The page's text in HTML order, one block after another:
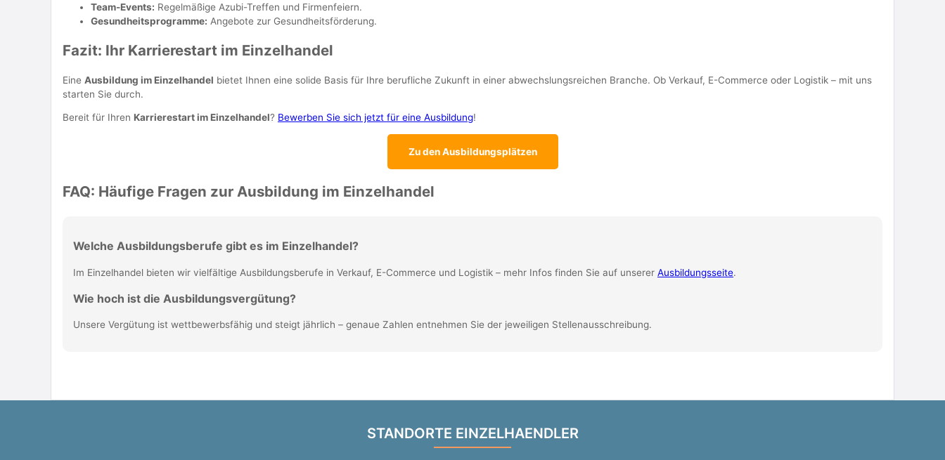
Team-Events: Regelmäßige Azubi-Treffen und Firmenfeiern.
Gesundheitsprogramme: Angebote zur Gesundheitsförderung.
Fazit: Ihr Karrierestart im Einzelhandel
Eine Ausbildung im Einzelhandel bietet Ihnen eine solide Basis für Ihre berufliche Zukunft in einer abwechslungsreichen Branche. Ob Verkauf, E-Commerce oder Logistik – mit uns
starten Sie durch.
Bereit für Ihren Karrierestart im Einzelhandel? Bewerben Sie sich jetzt für eine Ausbildung!
Zu den Ausbildungsplätzen
FAQ: Häufige Fragen zur Ausbildung im Einzelhandel
Welche Ausbildungsberufe gibt es im Einzelhandel?
Im Einzelhandel bieten wir vielfältige Ausbildungsberufe in Verkauf, E-Commerce und Logistik – mehr Infos finden Sie auf unserer Ausbildungsseite.
Wie hoch ist die Ausbildungsvergütung?
Unsere Vergütung ist wettbewerbsfähig und steigt jährlich – genaue Zahlen entnehmen Sie der jeweiligen Stellenausschreibung.
STANDORTE EINZELHAENDLER